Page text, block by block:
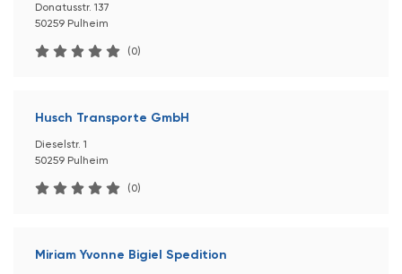
Donatusstr. 137
50259 Pulheim
(0)
Husch Transporte GmbH
Dieselstr. 1
50259 Pulheim
(0)
Miriam Yvonne Bigiel Spedition